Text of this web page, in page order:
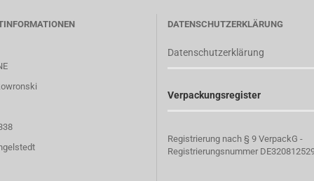
DATENSCHUTZERKLÄRUNG
Datenschutzerklärung
Verpackungsregister
Registrierung nach § 9 VerpackG -
Registrierungsnummer